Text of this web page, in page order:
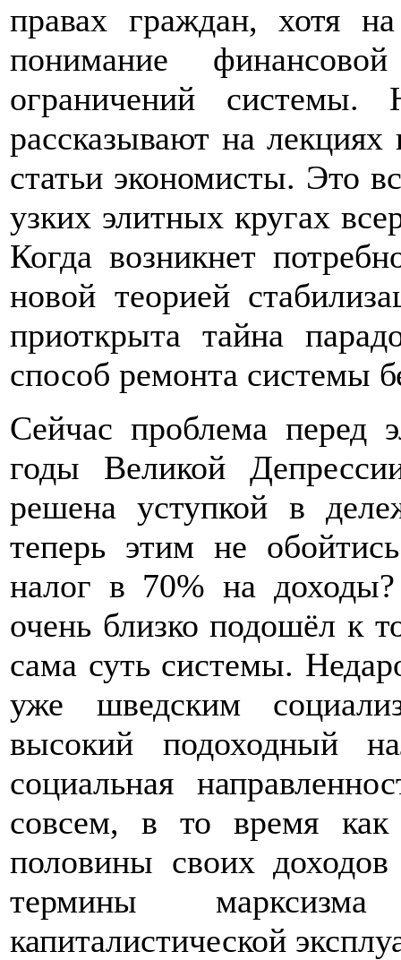
правах граждан, хотя
понимание
ограничений
рассказывают на
статьи экономисты. Это
узких элитных кругах
Когда возникнет
новой теорией
приоткрыта тайна
способ ремонта системы
Сейчас проблема перед
годы Великой
решена уступкой в
теперь этим не
налог в 70% на
очень близко подошёл к
сама суть системы.
уже шведским
высокий подоходный
социальная
совсем, в то время
половины своих
термины
капиталистической